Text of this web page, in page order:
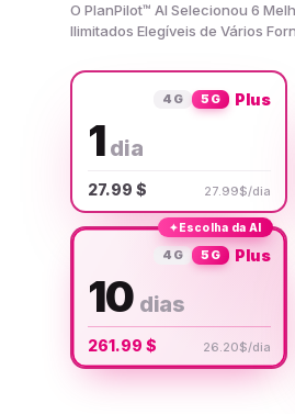
O PlanPilot™ AI Selecionou 6
Ilimitados Elegíveis de Vários
4G 5G Plus
1 dia
27.99 $ 27.99$/dia
✦Escolha da AI
4G 5G Plus
10 dias
261.99 $ 26.20$/dia